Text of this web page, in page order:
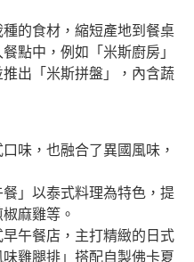
的食材，縮短產地到餐桌
點中，例如「米斯廚房」
出「米斯拼盤」，內含蔬
味，也融合了異國風味，
餐」以泰式料理為特色，提
麻雞等。
午餐店，主打精緻的日式
雞腿排」搭配自製佛卡夏